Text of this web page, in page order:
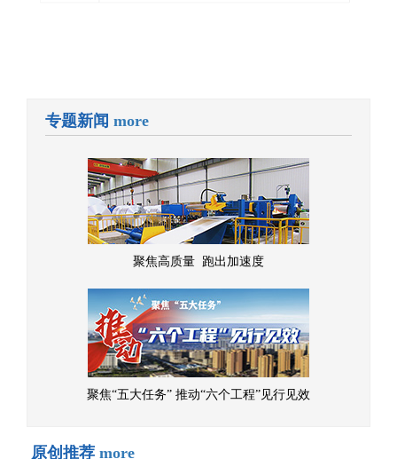
专题新闻 more
聚焦高质量 跑出加速度
聚焦“五大任务” 推动“六个工程”见行见效
原创推荐 more